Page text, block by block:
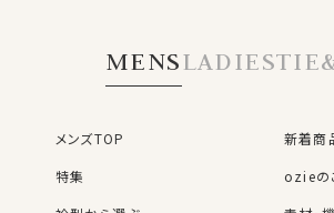
ハリ・コシのあるシャツの使用に最適な
120’sのメリノウールを使って80番手双糸
通気性がよく、肌触りはさらっとしています
ドに近いです。
MENSLADIES
メンズTOP
新着商
特集
ozieの